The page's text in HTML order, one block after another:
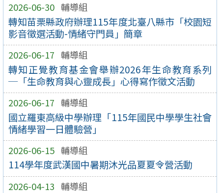
2026-06-30 輔導組
轉知苗栗縣政府辦理115年度北臺八縣市「校園短
影音徵選活動-情緒守門員」簡章
2026-06-17 輔導組
轉知正覺教育基金會舉辦2026年生命教育系列
─「生命教育與心靈成長」心得寫作徵文活動
2026-06-17 輔導組
國立羅東高級中學辦理「115年國民中學學生社會
情緒學習一日體驗營」
2026-06-15 輔導組
114學年度武漢國中暑期沐光品夏夏令營活動
2026-04-13 輔導組